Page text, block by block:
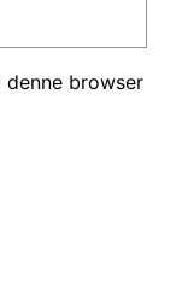
browser